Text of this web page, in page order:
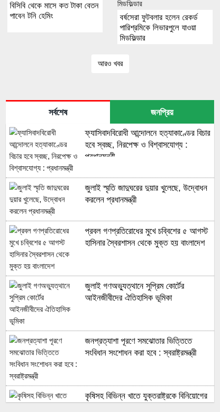
বিসিবি থেকে মাসে কত টাকা বেতন
পাবেন টনি হেমিং
বর্ষসেরা ফুটবলার হলেন রেকর্ড
পারিশ্রমিকে লিভারপুলে যাওয়া
মিডফিল্ডার
আরও খবর
সর্বশেষ জনপ্রিয়
ফ্যাসিবাদবিরোধী আন্দোলনে হত্যাকাণ্ডের বিচার
হবে স্বচ্ছ, নিরপেক্ষ ও বিশ্বাসযোগ্য :
প্রধানমন্ত্রী
জুলাই স্মৃতি জাদুঘরের দুয়ার খুলেছে, উদ্বোধন
করলেন প্রধানমন্ত্রী
প্রবল গণপ্রতিরোধের মুখে চব্বিশের ৫ আগস্ট
হাসিনার স্বৈরশাসন থেকে মুক্ত হয় বাংলাদেশ
জুলাই গণঅভ্যুত্থানে সুপ্রিম কোর্টের
আইনজীবীদের ঐতিহাসিক ভূমিকা
জনপ্রত্যাশা পূরণে সমঝোতার ভিত্তিতে
সংবিধান সংশোধন করা হবে : স্বরাষ্ট্রমন্ত্রী
কৃষিসহ বিভিন্ন খাতে যুক্তরাষ্ট্রকে বিনিয়োগের